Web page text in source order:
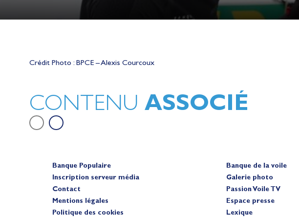
Crédit Photo : BPCE – Alexis Courcoux
CONTENU ASSOCIÉ
sur le plan d'eau des Jeux Olympiques
Banque Populaire
Inscription serveur média
Contact
Mentions légales
Politique des cookies
Banque de la voile
Galerie photo
Passion Voile TV
Espace presse
Lexique